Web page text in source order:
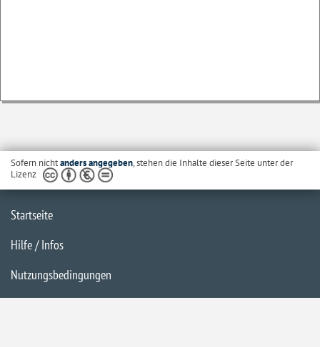
Sofern nichtanders angegeben, stehen die Inhalte dieser Seite unter der
Lizenz
Startseite
Hilfe / Infos
Nutzungsbedingungen